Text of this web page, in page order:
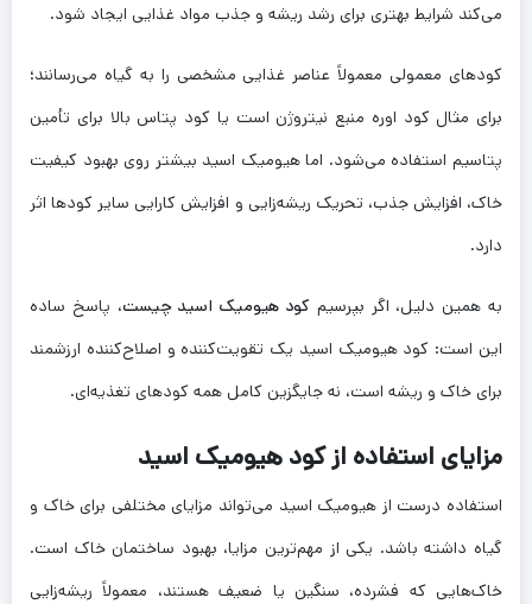
می‌کند شرایط بهتری برای رشد ریشه و جذب مواد غذایی ایجاد شود.
کودهای معمولی معمولاً عناصر غذایی مشخصی را به گیاه می‌رسانند؛
برای مثال کود اوره منبع نیتروژن است یا کود پتاس بالا برای تأمین
پتاسیم استفاده می‌شود. اما هیومیک اسید بیشتر روی بهبود کیفیت
خاک، افزایش جذب، تحریک ریشه‌زایی و افزایش کارایی سایر کودها اثر
دارد.
به همین دلیل، اگر بپرسیم کود هیومیک اسید چیست، پاسخ ساده
این است: کود هیومیک اسید یک تقویت‌کننده و اصلاح‌کننده ارزشمند
برای خاک و ریشه است، نه جایگزین کامل همه کودهای تغذیه‌ای.
مزایای استفاده از کود هیومیک اسید
استفاده درست از هیومیک اسید می‌تواند مزایای مختلفی برای خاک و
گیاه داشته باشد. یکی از مهم‌ترین مزایا، بهبود ساختمان خاک است.
خاک‌هایی که فشرده، سنگین یا ضعیف هستند، معمولاً ریشه‌زایی